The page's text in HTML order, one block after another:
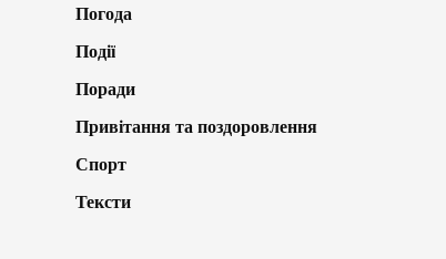
Погода
Події
Поради
Привітання та поздоровлення
Спорт
Тексти